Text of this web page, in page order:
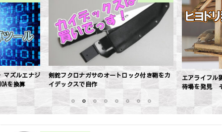
マズルエナジ
を換算
剣鉈フクロナガサのオートロック付き鞘をカ
イデックスで自作
エアライフル
待場を発見